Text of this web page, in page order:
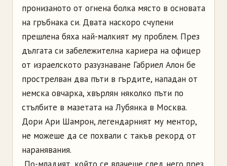
пронизаното от огнена болка място в основата
на гръбнака си. Двата наскоро счупени
прешлена бяха най-малкият му проблем. През
дългата си забележителна кариера на офицер
от израелското разузнаване Габриел Алон бе
прострелван два пъти в гърдите, нападан от
немска овчарка, хвърлян няколко пъти по
стълбите в мазетата на Лубянка в Москва.
Дори Ари Шамрон, легендарният му ментор,
не можеше да се похвали с такъв рекорд от
наранявания.